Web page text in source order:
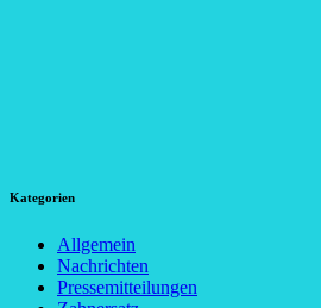
Kategorien
Allgemein
Nachrichten
Pressemitteilungen